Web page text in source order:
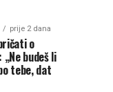
prije 2 dana
o
budeš li
tebe, dat